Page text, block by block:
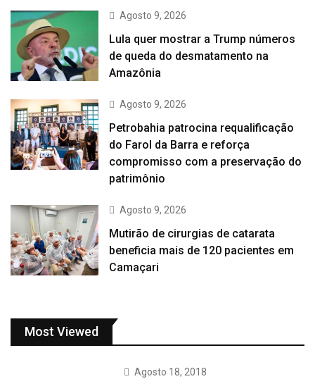
Agosto 9, 2026
Lula quer mostrar a Trump números
de queda do desmatamento na
Amazônia
Agosto 9, 2026
Petrobahia patrocina requalificação
do Farol da Barra e reforça
compromisso com a preservação do
patrimônio
Agosto 9, 2026
Mutirão de cirurgias de catarata
beneficia mais de 120 pacientes em
Camaçari
Most Viewed
Agosto 18, 2018